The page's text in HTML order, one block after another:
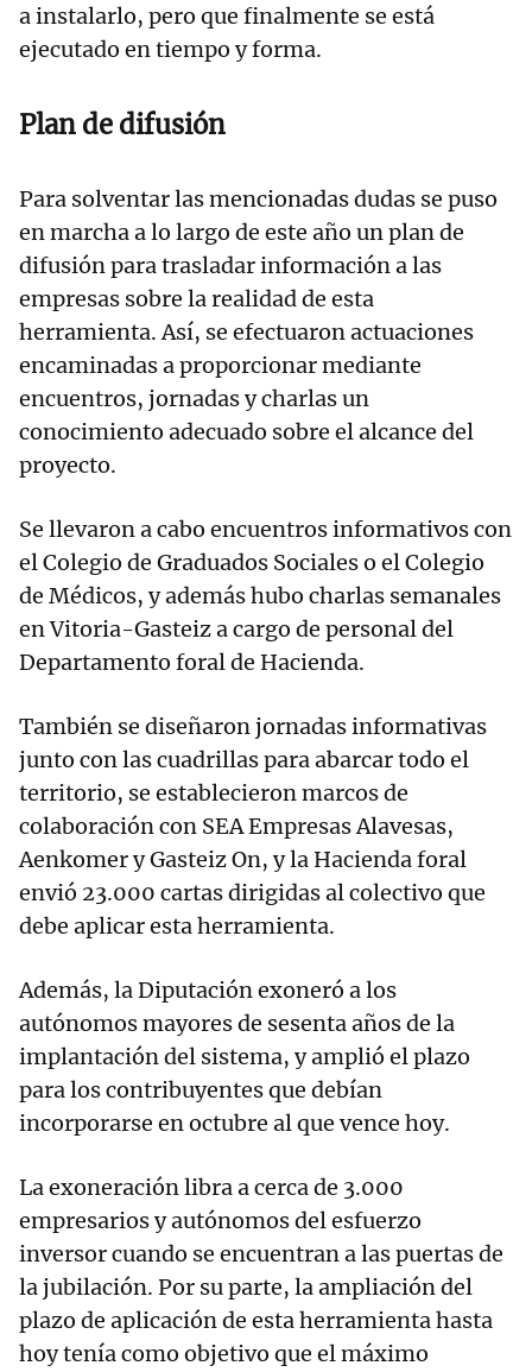
a instalarlo, pero que finalmente se está
ejecutado en tiempo y forma.
Plan de difusión
Para solventar las mencionadas dudas se puso
en marcha a lo largo de este año un plan de
difusión para trasladar información a las
empresas sobre la realidad de esta
herramienta. Así, se efectuaron actuaciones
encaminadas a proporcionar mediante
encuentros, jornadas y charlas un
conocimiento adecuado sobre el alcance del
proyecto.
Se llevaron a cabo encuentros informativos con
el Colegio de Graduados Sociales o el Colegio
de Médicos, y además hubo charlas semanales
en Vitoria-Gasteiz a cargo de personal del
Departamento foral de Hacienda.
También se diseñaron jornadas informativas
junto con las cuadrillas para abarcar todo el
territorio, se establecieron marcos de
colaboración con SEA Empresas Alavesas,
Aenkomer y Gasteiz On, y la Hacienda foral
envió 23.000 cartas dirigidas al colectivo que
debe aplicar esta herramienta.
Además, la Diputación exoneró a los
autónomos mayores de sesenta años de la
implantación del sistema, y amplió el plazo
para los contribuyentes que debían
incorporarse en octubre al que vence hoy.
La exoneración libra a cerca de 3.000
empresarios y autónomos del esfuerzo
inversor cuando se encuentran a las puertas de
la jubilación. Por su parte, la ampliación del
plazo de aplicación de esta herramienta hasta
hoy tenía como objetivo que el máximo